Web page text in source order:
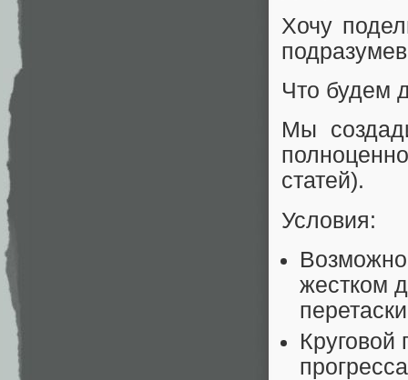
Хочу
Что будем
Мы
статей).
Условия:
жестком
Круговой